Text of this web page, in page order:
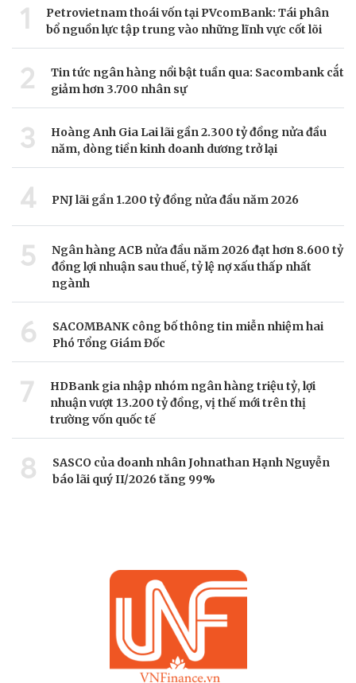
1
Petrovietnam thoái vốn tại PVcomBank: Tái phân
bổ nguồn lực tập trung vào những lĩnh vực cốt lõi
2
Tin tức ngân hàng nổi bật tuần qua: Sacombank cắt
giảm hơn 3.700 nhân sự
3
Hoàng Anh Gia Lai lãi gần 2.300 tỷ đồng nửa đầu
năm, dòng tiền kinh doanh dương trở lại
4 PNJ lãi gần 1.200 tỷ đồng nửa đầu năm 2026
5
Ngân hàng ACB nửa đầu năm 2026 đạt hơn 8.600 tỷ
đồng lợi nhuận sau thuế, tỷ lệ nợ xấu thấp nhất
ngành
6
SACOMBANK công bố thông tin miễn nhiệm hai
Phó Tổng Giám Đốc
7
HDBank gia nhập nhóm ngân hàng triệu tỷ, lợi
nhuận vượt 13.200 tỷ đồng, vị thế mới trên thị
trường vốn quốc tế
8
SASCO của doanh nhân Johnathan Hạnh Nguyễn
báo lãi quý II/2026 tăng 99%